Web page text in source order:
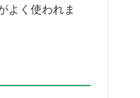
よく使われま